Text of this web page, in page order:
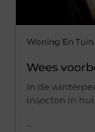
Woning En Tuin
Wees
In de
insecten in